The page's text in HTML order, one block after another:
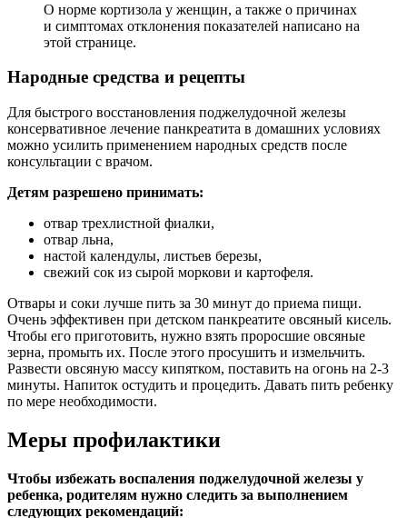
О норме кортизола у женщин, а также о причинах
и симптомах отклонения показателей написано на
этой странице.
Народные средства и рецепты
Для быстрого восстановления поджелудочной железы
консервативное лечение панкреатита в домашних условиях
можно усилить применением народных средств после
консультации с врачом.
Детям разрешено принимать:
отвар трехлистной фиалки,
отвар льна,
настой календулы, листьев березы,
свежий сок из сырой моркови и картофеля.
Отвары и соки лучше пить за 30 минут до приема пищи.
Очень эффективен при детском панкреатите овсяный кисель.
Чтобы его приготовить, нужно взять проросшие овсяные
зерна, промыть их. После этого просушить и измельчить.
Развести овсяную массу кипятком, поставить на огонь на 2-3
минуты. Напиток остудить и процедить. Давать пить ребенку
по мере необходимости.
Меры профилактики
Чтобы избежать воспаления поджелудочной железы у
ребенка, родителям нужно следить за выполнением
следующих рекомендаций: